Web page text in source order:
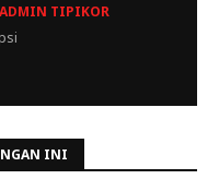
ADMIN TIPIKOR
INI